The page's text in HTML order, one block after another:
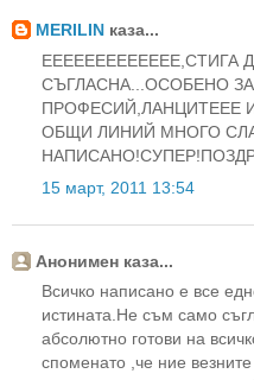
MERILIN каза...
СЪГЛАСНА...ОСОБЕНО
ПРОФЕСИЙ,ЛАНЦИТЕЕЕ
ОБЩИ ЛИНИЙ МНОГО
15 март, 2011 13:54
Анонимен каза...
Всичко написано е все
истината.Не съм само
абсолютно готови на
споменато ,че ние